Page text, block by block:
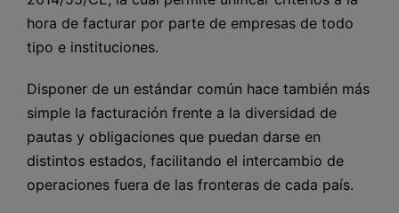
hora de facturar por parte de empresas de todo
tipo e instituciones.
Disponer de un estándar común hace también más
simple la facturación frente a la diversidad de
pautas y obligaciones que puedan darse en
distintos estados, facilitando el intercambio de
operaciones fuera de las fronteras de cada país.